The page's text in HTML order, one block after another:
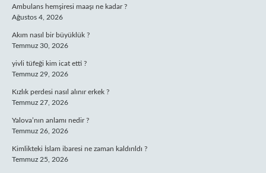
Ambulans hemşiresi maaşı ne kadar ?
Ağustos 4, 2026
Akım nasıl bir büyüklük ?
Temmuz 30, 2026
yivli tüfeği kim icat etti ?
Temmuz 29, 2026
Kızlık perdesi nasıl alınır erkek ?
Temmuz 27, 2026
Yalova’nın anlamı nedir ?
Temmuz 26, 2026
Kimlikteki İslam ibaresi ne zaman kaldırıldı ?
Temmuz 25, 2026